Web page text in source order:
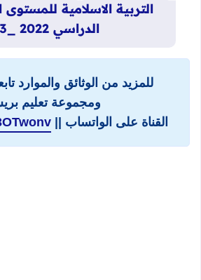
التربية الاسلامية
الدراسي 2022 _2023
للمزيد من الوثائق والموارد
ومجموعة تعليم
القناة على الواتساب ||